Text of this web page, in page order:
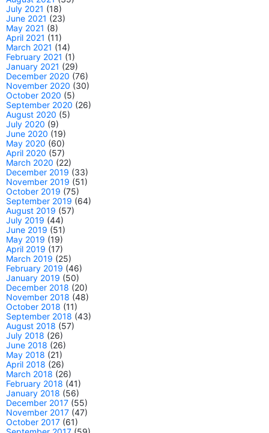
July 2021 (18)
June 2021 (23)
May 2021 (8)
April 2021 (11)
March 2021 (14)
February 2021 (1)
January 2021 (29)
December 2020 (76)
November 2020 (30)
October 2020 (5)
September 2020 (26)
August 2020 (5)
July 2020 (9)
June 2020 (19)
May 2020 (60)
April 2020 (57)
March 2020 (22)
December 2019 (33)
November 2019 (51)
October 2019 (75)
September 2019 (64)
August 2019 (57)
July 2019 (44)
June 2019 (51)
May 2019 (19)
April 2019 (17)
March 2019 (25)
February 2019 (46)
January 2019 (50)
December 2018 (20)
November 2018 (48)
October 2018 (11)
September 2018 (43)
August 2018 (57)
July 2018 (26)
June 2018 (26)
May 2018 (21)
April 2018 (26)
March 2018 (26)
February 2018 (41)
January 2018 (56)
December 2017 (55)
November 2017 (47)
October 2017 (61)